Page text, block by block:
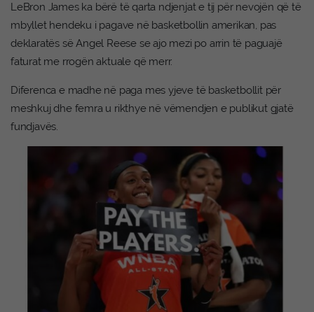
LeBron James ka bërë të qarta ndjenjat e tij për nevojën që të
mbyllet hendeku i pagave në basketbollin amerikan, pas
deklaratës së Angel Reese se ajo mezi po arrin të paguajë
faturat me rrogën aktuale që merr.
Diferenca e madhe në paga mes yjeve të basketbollit për
meshkuj dhe femra u rikthye në vëmendjen e publikut gjatë
fundjavës.